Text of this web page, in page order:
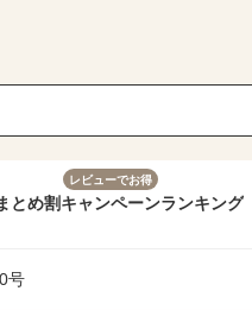
とめ割
レビューでお得
キャンペーンランキング
号